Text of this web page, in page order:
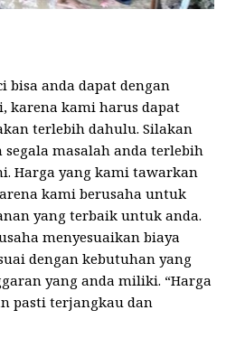
bisa anda dapat dengan
karena kami harus dapat
terlebih dahulu. Silakan
masalah anda terlebih
Harga yang kami tawarkan
kami berusaha untuk
yang terbaik untuk anda.
menyesuaikan biaya
dengan kebutuhan yang
yang anda miliki. “Harga
pasti terjangkau dan